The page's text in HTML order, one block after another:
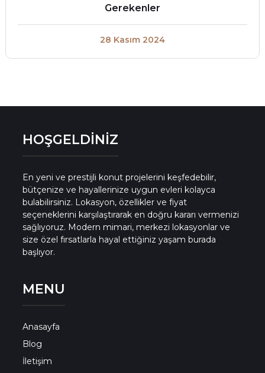
Gerekenler
28 Kasım 2024
HOŞGELDİNİZ
En yeni ve prestijli konut projelerini keşfedebilir,
bütçenize ve hayallerinize uygun evleri kolayca
bulabilirsiniz. Lokasyon, özellikler ve fiyat
seçeneklerini karşılaştırarak en doğru kararı vermenizi
sağlıyoruz. Modern mimari, merkezi lokasyonlar ve
size özel fırsatlarla hayal ettiğiniz yaşam burada
başlıyor.
MENU
Anasayfa
Blog
İletişim